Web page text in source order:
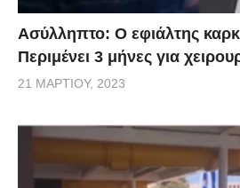
Ασύλληπτο: Ο εφιάλτης
Περιμένει 3 μήνες για
21 ΜΑΡΤΊΟΥ, 2023